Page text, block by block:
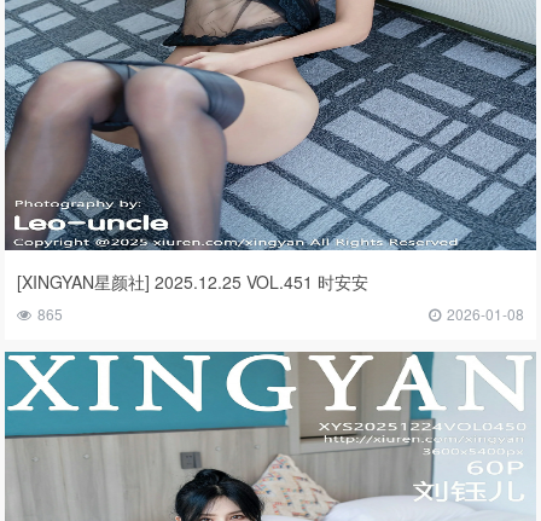
[XINGYAN星颜社] 2025.12.25 VOL.451 时安安
865 2026-01-08